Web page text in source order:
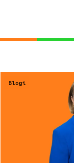
Blogi